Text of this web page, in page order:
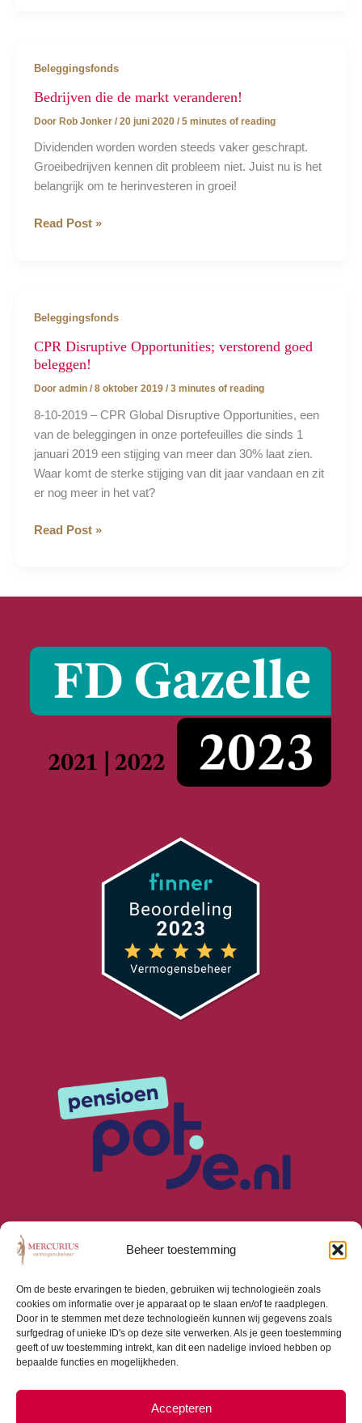
Beheer toestemming
Om de beste ervaringen te bieden, gebruiken wij technologieën zoals
cookies om informatie over je apparaat op te slaan en/of te raadplegen.
Door in te stemmen met deze technologieën kunnen wij gegevens zoals
surfgedrag of unieke ID's op deze site verwerken. Als je geen toestemming
geeft of uw toestemming intrekt, kan dit een nadelige invloed hebben op
bepaalde functies en mogelijkheden.
Accepteren
Beleggingsfonds
Bedrijven die de markt veranderen!
Door Rob Jonker / 20 juni 2020 / 5 minutes of reading
Dividenden worden worden steeds vaker geschrapt.
Groeibedrijven kennen dit probleem niet. Juist nu is het
belangrijk om te herinvesteren in groei!
Bedrijven
Read Post »
Beleggingsfonds
CPR Disruptive Opportunities; verstorend goed
beleggen!
Door admin / 8 oktober 2019 / 3 minutes of reading
8-10-2019 – CPR Global Disruptive Opportunities, een
van de beleggingen in onze portefeuilles die sinds 1
januari 2019 een stijging van meer dan 30% laat zien.
Waar komt de sterke stijging van dit jaar vandaan en zit
er nog meer in het vat?
CPR
Read Post »
Algemene Voorwaarden
Privacyverklaring
Cookiebeleid (EU)
Consumentenbrief
Beleggingsbeleid